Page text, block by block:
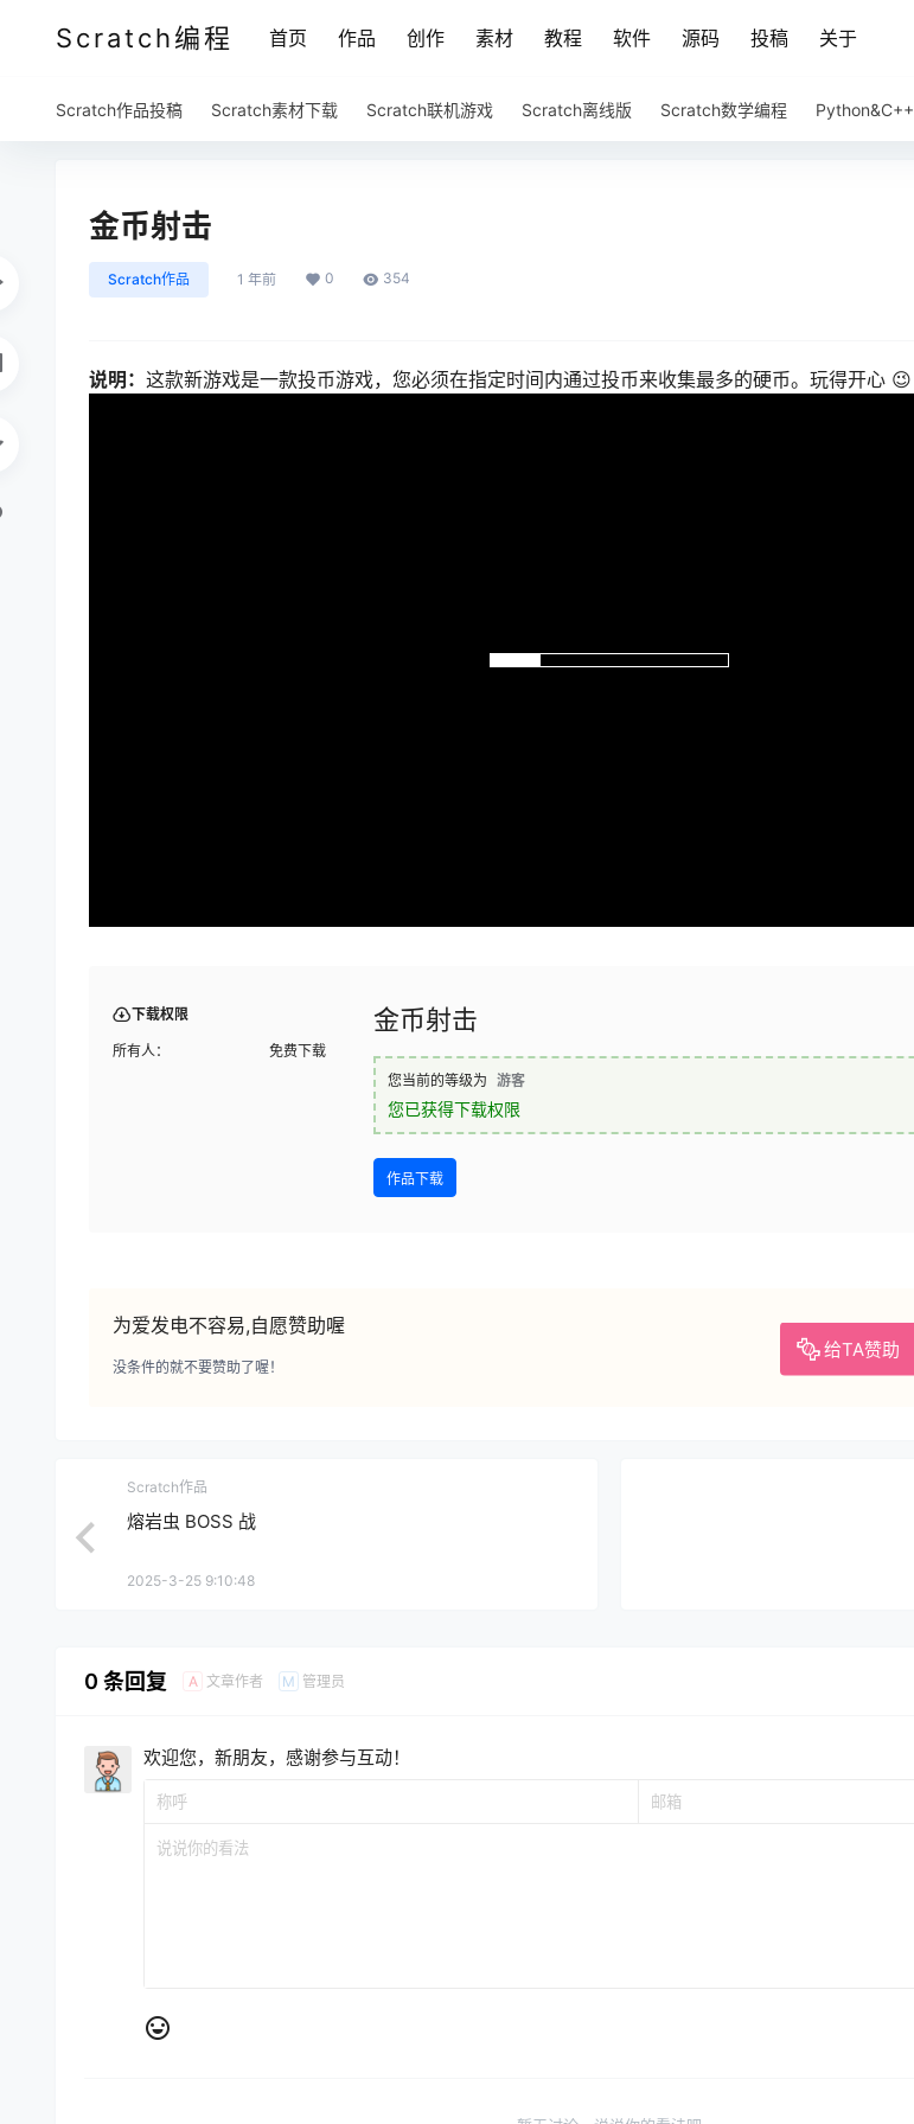
Scratch编程 首页 作品 创作 素材 教程 软件 源码 投稿 关于
Scratch作品投稿 Scratch素材下载 Scratch联机游戏 Scratch离线版 Scratch数学编程 Python&C++
金币射击
Scratch作品 1 年前 0 354
说明： 这款新游戏是一款投币游戏，您必须在指定时间内通过投币来收集最多的硬币。玩得开心 😉
下载权限
所有人： 免费下载
金币射击
您当前的等级为 游客
您已获得下载权限
作品下载
为爱发电不容易,自愿赞助喔
给TA赞助
没条件的就不要赞助了喔！
Scratch作品
熔岩虫 BOSS 战
2025-3-25 9:10:48
0 条回复 A 文章作者 M 管理员
欢迎您，新朋友，感谢参与互动！